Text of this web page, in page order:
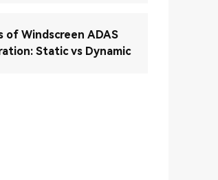
of Windscreen ADAS
Static vs Dynamic